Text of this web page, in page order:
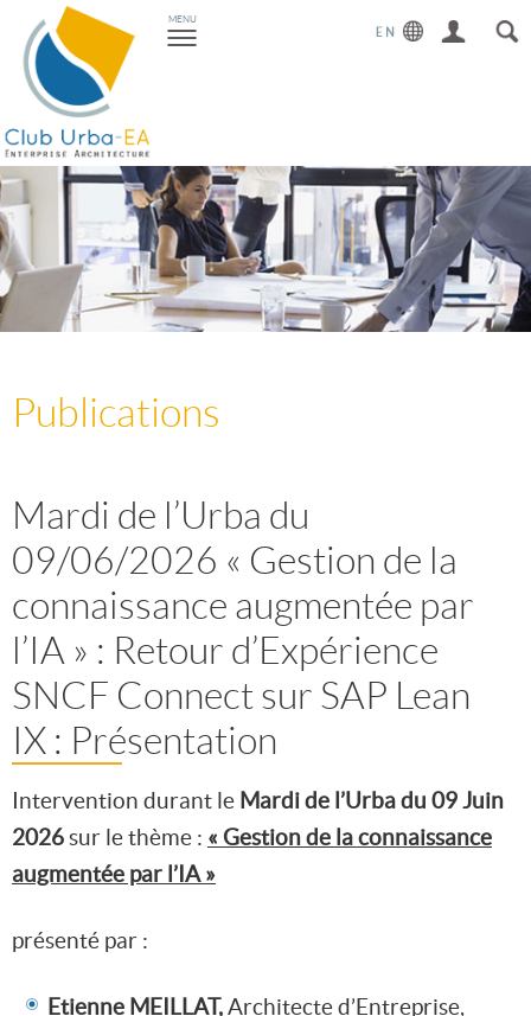
Toggle
navigation
MENU
Publications
Mardi de l’Urba du
09/06/2026 « Gestion de la
connaissance augmentée par
l’IA » : Retour d’Expérience
SNCF Connect sur SAP Lean
IX : Présentation
Intervention durant le Mardi de l’Urba du 09 Juin
2026sur le thème : « Gestion de la connaissance
augmentée par l’IA »
présenté par :
Etienne MEILLAT,Architecte d’Entreprise,